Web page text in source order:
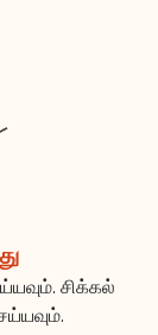
சிக்கல்